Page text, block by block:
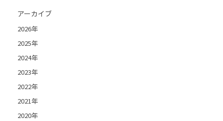
アーカイブ
2026年
2025年
2024年
2023年
2022年
2021年
2020年